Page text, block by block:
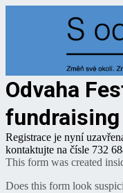
Odvaha
fundraising
Registrace je nyní
kontaktujte na čísle 732
This form was created
Does this form look